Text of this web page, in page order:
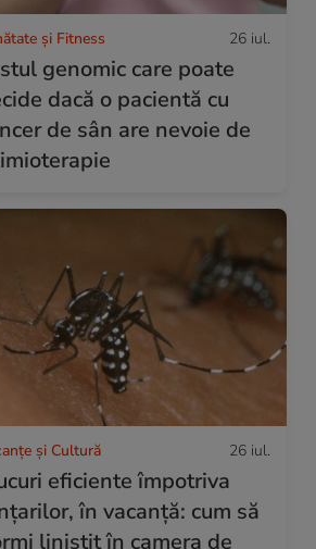
și Fitness 26 iul.
genomic care poate
dacă o pacientă cu
de sân are nevoie de
și Cultură 26 iul.
eficiente împotriva
în vacanță: cum să
liniștit în camera de